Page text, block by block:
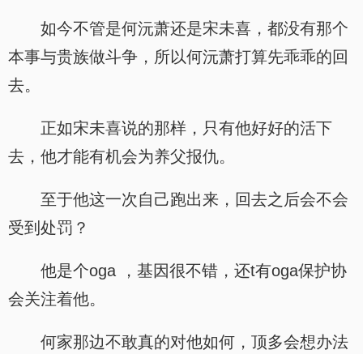
如今不管是何沅萧还是宋未喜，都没有那个
本事与贵族做斗争，所以何沅萧打算先乖乖的回
去。
正如宋未喜说的那样，只有他好好的活下
去，他才能有机会为养父报仇。
至于他这一次自己跑出来，回去之后会不会
受到处罚？
他是个oga ，基因很不错，还t有oga保护协
会关注着他。
何家那边不敢真的对他如何，顶多会想办法